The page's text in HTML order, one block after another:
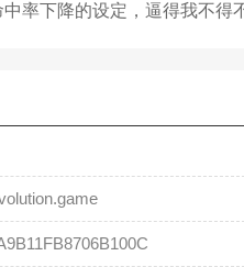
率下降的设定，逼得我不得